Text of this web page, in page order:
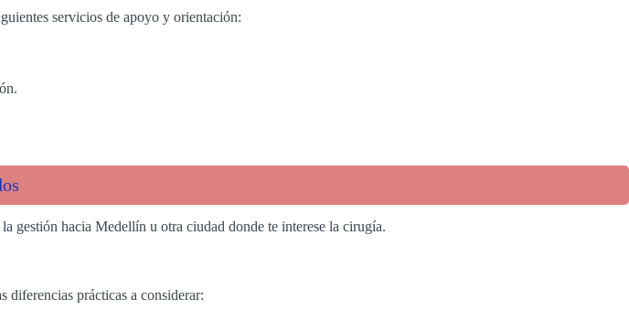
servicios de apoyo y orientación:
gestión hacia Medellín u otra ciudad donde te interese la cirugía.
diferencias prácticas a considerar: